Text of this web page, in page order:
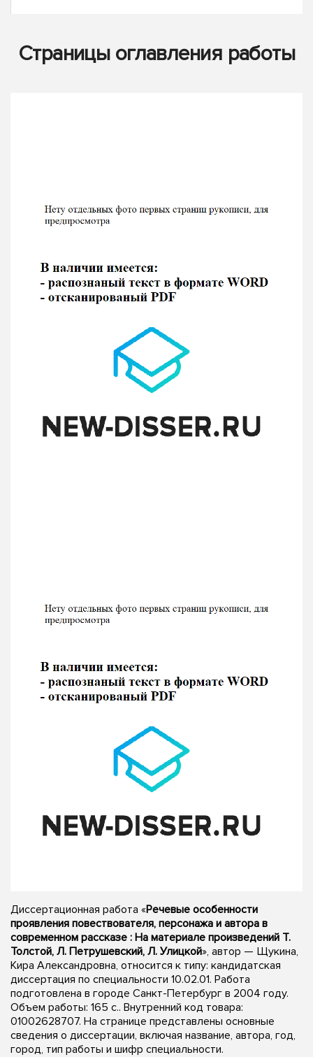
Страницы оглавления работы
Диссертационная работа «Речевые особенности
проявления повествователя, персонажа и автора в
современном рассказе : На материале произведений Т.
Толстой, Л. Петрушевский, Л. Улицкой», автор — Щукина,
Кира Александровна, относится к типу: кандидатская
диссертация по специальности 10.02.01. Работа
подготовлена в городе Санкт-Петербург в 2004 году.
Объем работы: 165 с.. Внутренний код товара:
01002628707. На странице представлены основные
сведения о диссертации, включая название, автора, год,
город, тип работы и шифр специальности.